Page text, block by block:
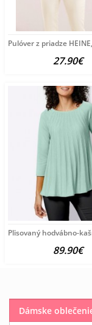
Pulóver z priadze
27.90€
Plisovaný hodvábno-
89.90€
Dámske